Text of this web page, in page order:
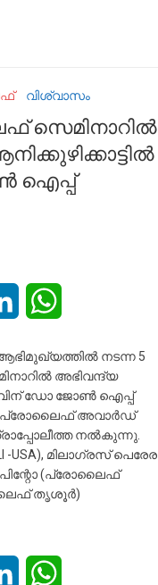
വിശ്വാസം
സെമിനാറിൽ
ഐപ്പ്
LinkedIn
നടന്ന 5
അഭിവന്ദ്യ
ഡോ ജോൺ ഐപ്പ്
പ്രോലൈഫ് അവാർഡ്
നൽകുന്നു.
മിലാഗ്രസ് പെരേര
(പ്രോലൈഫ്
തൃശൂർ)
LinkedIn